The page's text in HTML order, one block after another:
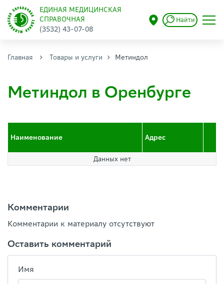
ЕДИНАЯ МЕДИЦИНСКАЯ
СПРАВОЧНАЯ
(3532) 43-07-08
Найти
Главная Товары и услуги Метиндол
Метиндол в Оренбурге
Наименование Адрес
Данных нет
Комментарии
Комментарии к материалу отсутствуют
Оставить комментарий
Имя